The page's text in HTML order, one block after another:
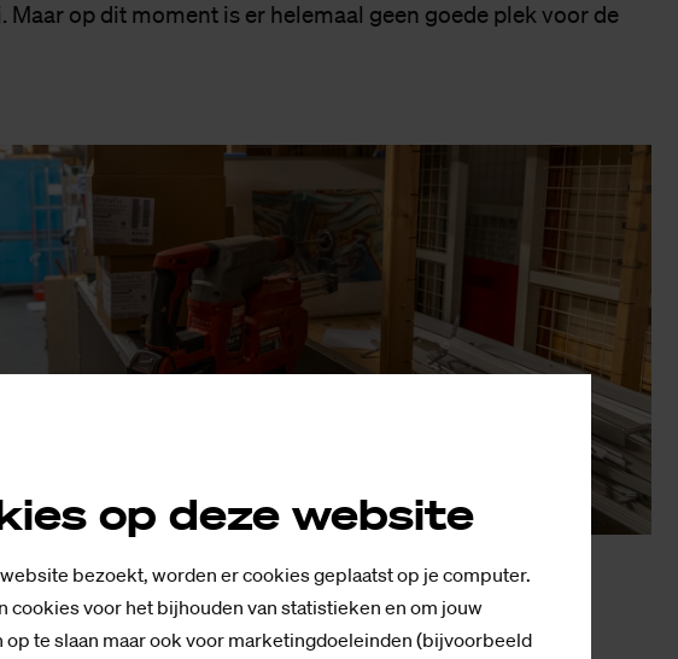
op deze website
bezoekt, worden er cookies geplaatst op je computer.
cookies voor het bijhouden van statistieken en om jouw
te slaan maar ook voor marketingdoeleinden (bijvoorbeeld
Maar op dit moment is er helemaal geen goede plek voor de
schilderijen. Foto's: SaxNow